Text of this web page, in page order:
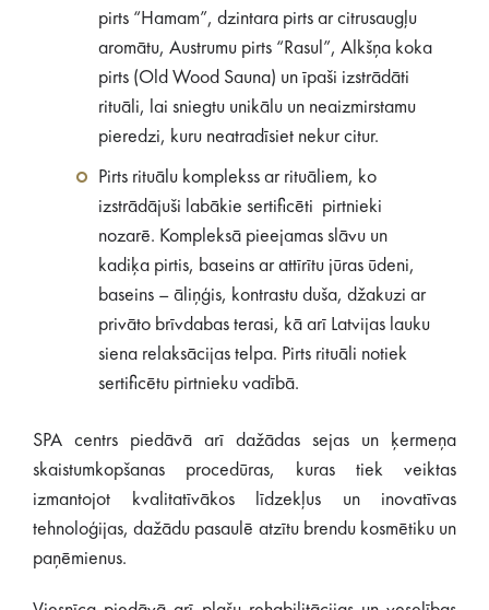
pirts “Hamam”, dzintara pirts ar citrusaugļu
aromātu, Austrumu pirts “Rasul”, Alkšņa koka
pirts (Old Wood Sauna) un īpaši izstrādāti
rituāli, lai sniegtu unikālu un neaizmirstamu
pieredzi, kuru neatradīsiet nekur citur.
Pirts rituālu komplekss ar rituāliem, ko
izstrādājuši labākie sertificēti pirtnieki
nozarē. Kompleksā pieejamas slāvu un
kadiķa pirtis, baseins ar attīrītu jūras ūdeni,
baseins – āliņģis, kontrastu duša, džakuzi ar
privāto brīvdabas terasi, kā arī Latvijas lauku
siena relaksācijas telpa. Pirts rituāli notiek
sertificētu pirtnieku vadībā.
SPA centrs piedāvā arī dažādas sejas un ķermeņa
skaistumkopšanas procedūras, kuras tiek veiktas
izmantojot kvalitatīvākos līdzekļus un inovatīvas
tehnoloģijas, dažādu pasaulē atzītu brendu kosmētiku un
paņēmienus.